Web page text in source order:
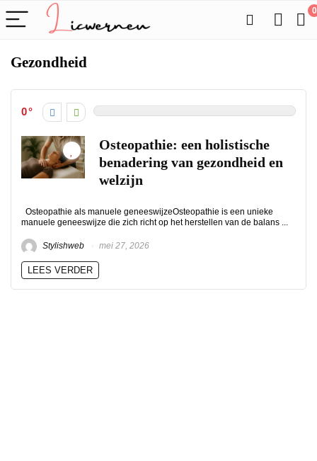
0
Gezondheid
0
Osteopathie: een holistische
benadering van gezondheid en
welzijn
Osteopathie als manuele geneeswijzeOsteopathie is een unieke
manuele geneeswijze die zich richt op het herstellen van de balans ...
Stylishweb mei 27, 2026
LEES VERDER